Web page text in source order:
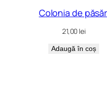
Colonia de
21,00 lei
Adaugă în coș